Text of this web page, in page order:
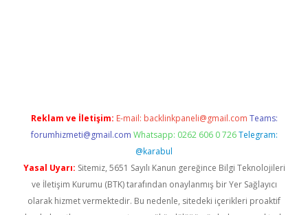
Reklam ve İletişim: E-mail: backlinkpaneli@gmail.com Teams:
forumhizmeti@gmail.com Whatsapp: 0262 606 0 726 Telegram:
@karabul
Yasal Uyarı: Sitemiz, 5651 Sayılı Kanun gereğince Bilgi Teknolojileri
ve İletişim Kurumu (BTK) tarafından onaylanmış bir Yer Sağlayıcı
olarak hizmet vermektedir. Bu nedenle, sitedeki içerikleri proaktif